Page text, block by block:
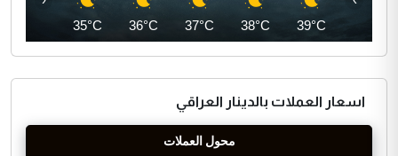
39°C
38°C
37°C
36°C
35°C
اسعار العملات بالدينار العراقي